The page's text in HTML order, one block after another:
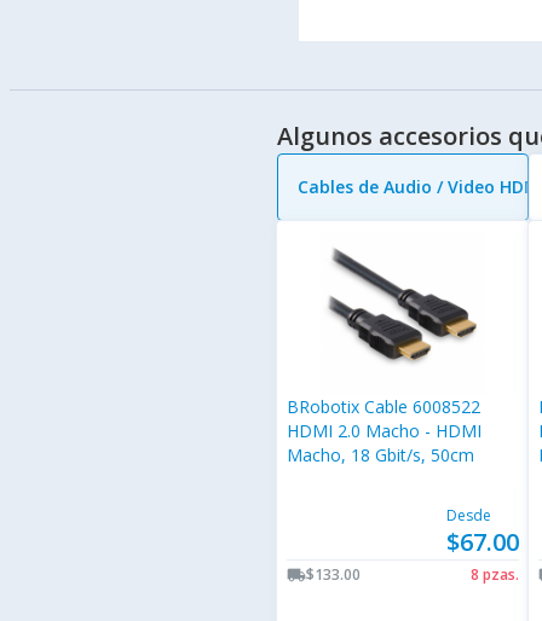
Algunos accesorios
Cables de Audio / Video
BRobotix Cable 6008522
HDMI 2.0 Macho - HDMI
Macho, 18 Gbit/s, 50cm
Desde
$67.00
local_shipping$133.00 8 pzas.